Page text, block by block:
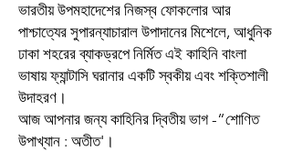
ভারতীয় উপমহাদেশের নিজস্ব ফোকলোর আর
পাশ্চাত্যের সুপারন্যাচারাল উপাদানের মিশেলে, আধুনিক
ঢাকা শহরের ব্যাকড্রপে নির্মিত এই কাহিনি বাংলা
ভাষায় ফ্যান্টাসি ঘরানার একটি স্বকীয় এবং শক্তিশালী
উদাহরণ।
আজ আপনার জন্য কাহিনির দ্বিতীয় ভাগ -“শোণিত
উপাখ্যান : অতীত'।